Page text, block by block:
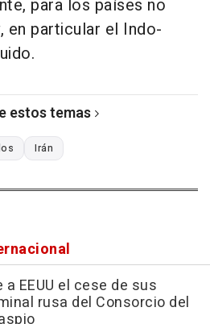
para los países no
en particular el Indo-
estos temas
Irán
EEUU el cese de sus
rusa del Consorcio del